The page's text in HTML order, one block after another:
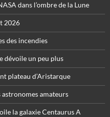
dans l’ombre de la Lune
2026
des incendies
dévoile un peu plus
plateau d’Aristarque
amateurs
la galaxie Centaurus A